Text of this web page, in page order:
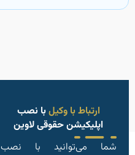
ارتباط با وکیلبا نصب
اپلیکیشن حقوقی لاوین
شما می‌توانید با نصب